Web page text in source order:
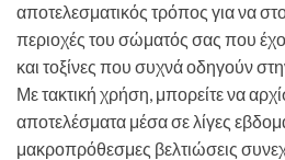
αποτελεσματικός τρόπος για να
περιοχές του σώματός σας που
και τοξίνες που συχνά οδηγούν
Με τακτική χρήση, μπορείτε να
αποτελέσματα μέσα σε λίγες
μακροπρόθεσμες βελτιώσεις